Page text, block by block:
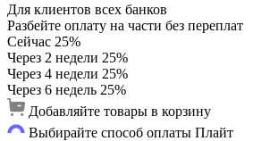
Для клиентов всех банков
Разбейте оплату на части без переплат
Сейчас 25%
Через 2 недели 25%
Через 4 недели 25%
Через 6 недель 25%
Добавляйте товары в корзину
Выбирайте способ оплаты Плайт